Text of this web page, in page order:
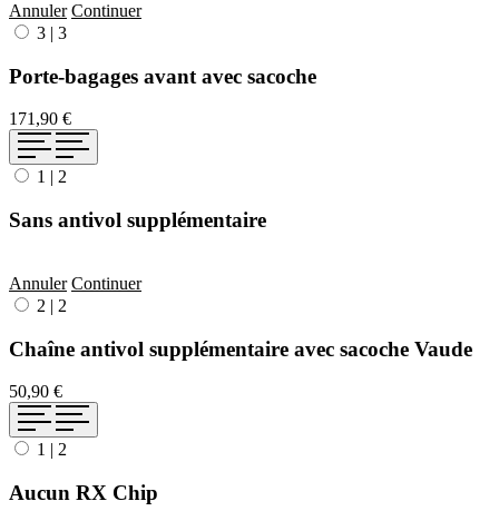
Annuler Continuer
3 | 3
Porte-bagages avant avec sacoche
171,90 €
1 2
Sans antivol supplémentaire
Annuler Continuer
2 | 2
Chaîne antivol supplémentaire avec sacoche Vaude
50,90 €
1 | 2
Aucun RX Chip